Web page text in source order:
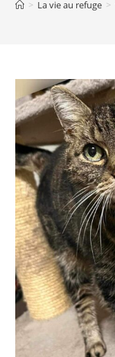
> La vie au refuge >